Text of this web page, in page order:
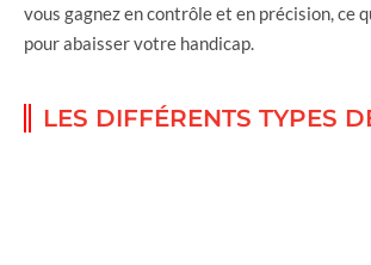
vous gagnez en contrôle et en précision, ce
pour abaisser votre handicap.
LES DIFFÉRENTS TYPES